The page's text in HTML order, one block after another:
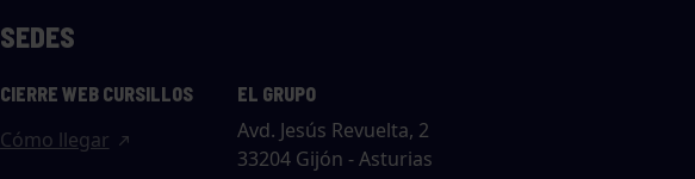
SEDES
CIERRE WEB CURSILLOS
Cómo llegar
EL GRUPO
Avd. Jesús Revuelta, 2
33204 Gijón - Asturias